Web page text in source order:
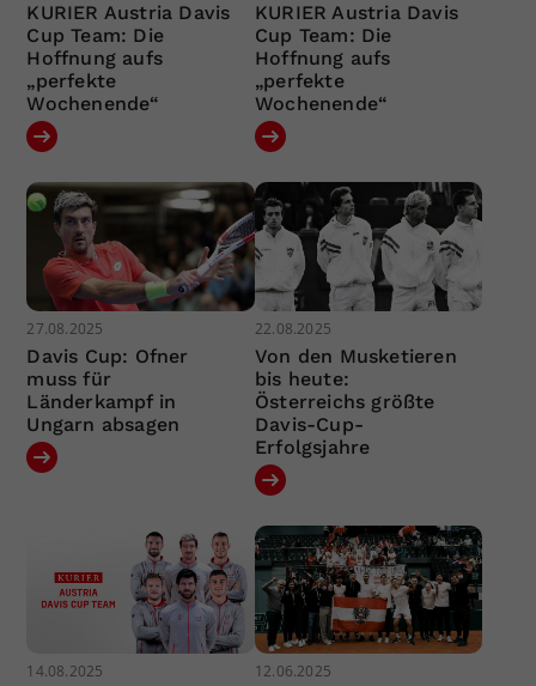
KURIER Austria Davis
Cup Team: Die
Hoffnung aufs
„perfekte
Wochenende“
KURIER Austria Davis
Cup Team: Die
Hoffnung aufs
„perfekte
Wochenende“
27.08.2025
Davis Cup: Ofner
muss für
Länderkampf in
Ungarn absagen
22.08.2025
Von den Musketieren
bis heute:
Österreichs größte
Davis-Cup-
Erfolgsjahre
14.08.2025 12.06.2025